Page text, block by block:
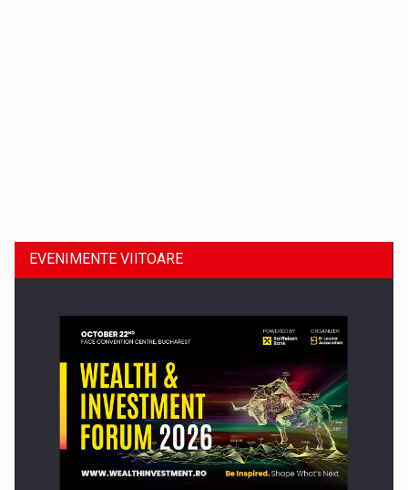
Comunicat de presa: Joburile part-time reincep sa intre pe…
EVENIMENTE VIITOARE